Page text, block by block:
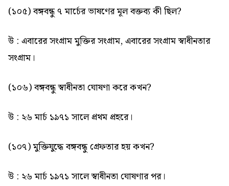
(১০৫) বঙ্গবন্ধু ৭ মার্চের ভাষণের মূল বক্তব্য কী ছিল?
উ : এবারের সংগ্রাম মুক্তির সংগ্রাম, এবারের সংগ্রাম স্বাধীনতার
সংগ্রাম।
(১০৬) বঙ্গবন্ধু স্বাধীনতা ঘোষণা করে কখন?
উ : ২৬ মার্চ ১৯৭১ সালে প্রথম প্রহরে।
(১০৭) মুক্তিযুদ্ধে বঙ্গবন্ধু গ্রেফতার হয় কখন?
উ : ২৬ মার্চ ১৯৭১ সালে স্বাধীনতা ঘোষণার পর।